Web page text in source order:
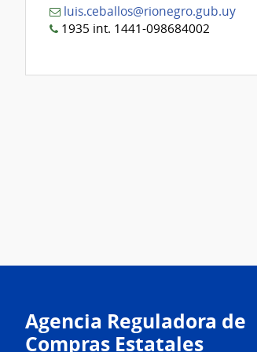
luis.ceballos@rionegro.gub.uy
1935 int. 1441-098684002
Agencia Reguladora de
Compras Estatales